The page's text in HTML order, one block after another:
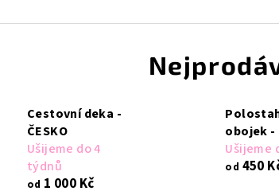
Cestovní deka -
ČESKO
Ušijeme do 4
týdnů
od 1 000 Kč
obojek -
Ušijeme
od 450